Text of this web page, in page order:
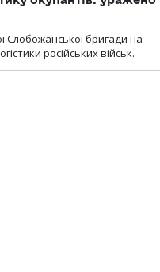
Слобожанської бригади на
російських військ.